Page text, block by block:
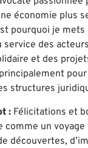
économie plus
pourquoi je
service des
et des
structures
: Félicitations et
comme un voyage
découvertes,